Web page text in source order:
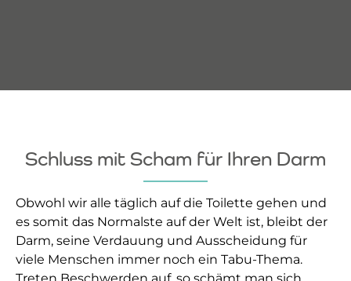
Schluss mit Scham für Ihren Darm
Obwohl wir alle täglich auf die Toilette gehen und
es somit das Normalste auf der Welt ist, bleibt der
Darm, seine Verdauung und Ausscheidung für
viele Menschen immer noch ein Tabu-Thema.